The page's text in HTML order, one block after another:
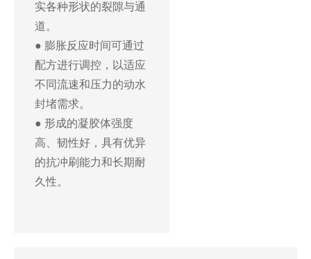
实各种形状的裂隙与通
道。
● 膨胀反应时间可通过
配方进行调控，以适应
不同流速和压力的动水
封堵需求。
● 形成的凝胶体强度
高、韧性好，具有优异
的抗冲刷能力和长期耐
久性。